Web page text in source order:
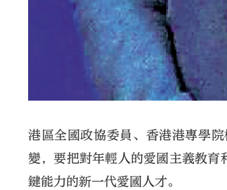
港區全國政協委員、香港港專學
變，要把對年輕人的愛國主義教育
鍵能力的新一代愛國人才。